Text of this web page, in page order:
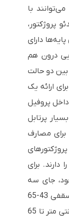
با
پروژکتور،
دارای
درون هم
بین دو حالت
ارائه یک
پروفیل
پرتابل
برای مصارف
برای
جای سه
الی چهار پیچ را ملاحظه نمایید. پایه سقفی 43-65
اسکوپ قابلیت تنظیم ارتفاع از 43 سانتی متر تا 65